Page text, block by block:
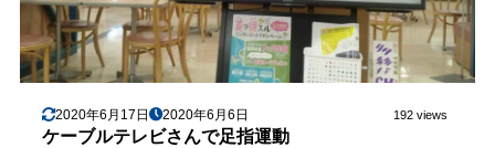
2020年6月17日 2020年6月6日 192 views
ケーブルテレビさんで足指運動